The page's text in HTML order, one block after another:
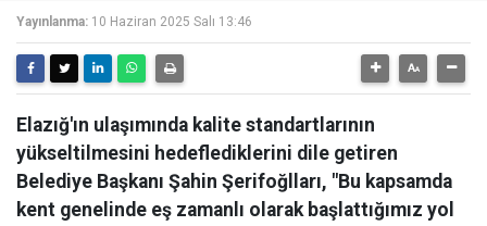
Yayınlanma: 10 Haziran 2025 Salı 13:46
Elazığ'ın ulaşımında kalite standartlarının
yükseltilmesini hedeflediklerini dile getiren
Belediye Başkanı Şahin Şerifoğlları, "Bu kapsamda
kent genelinde eş zamanlı olarak başlattığımız yol